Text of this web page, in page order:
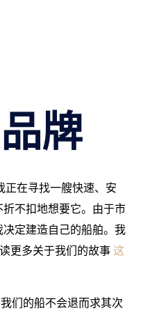
牌
正在寻找一艘快速、安
不扣地想要它。由于市
定建造自己的船舶。我
更多关于我们的故事这
们的船不会退而求其次